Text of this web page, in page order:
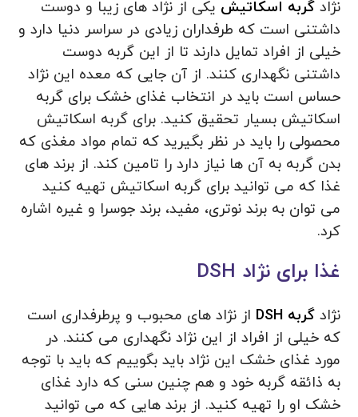
نژادگربه اسکاتیش یکی از نژاد های زیبا و دوست
داشتنی است که طرفداران زیادی در سراسر دنیا دارد و
خیلی از افراد تمایل دارند تا از این گربه دوست
داشتنی نگهداری کنند. از آن جایی که معده این نژاد
حساس است باید در انتخاب غذای خشک برای گربه
اسکاتیش بسیار تحقیق کنید. برای گربه اسکاتیش
محصولی را باید در نظر بگیرید که تمام مواد مغذی که
بدن گربه به آن ها نیاز دارد را تامین کند. از برند های
غذا که می توانید برای گربه اسکاتیش تهیه کنید
می‌ توان به برند نوتری، مفید، برند جوسرا و غیره اشاره
کرد.
غذا برای نژاد DSH
نژادگربه DSH
از نژاد های محبوب و پرطرفداری است
که خیلی از افراد از این نژاد نگهداری می کنند. در
مورد غذای خشک این نژاد باید بگوییم که باید با توجه
به ذائقه گربه خود و هم چنین سنی که دارد غذای
خشک او را تهیه کنید. از برند هایی که می توانید